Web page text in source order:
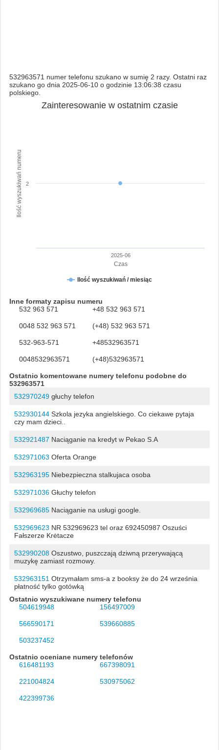
532963571 numer telefonu szukano w sumię 2 razy. Ostatni raz
szukano go dnia 2025-06-10 o godzinie 13:06:38 czasu
polskiego.
Czas
Ilość wyszukiwań numeru
Zainteresowanie w ostatnim czasie
Ilość wyszukiwań / miesiąc
2025-06
2
Inne formaty zapisu numeru
532 963 571
+48 532 963 571
0048 532 963 571 (+48) 532 963 571
532-963-571 +48532963571
0048532963571 (+48)532963571
Ostatnio komentowane numery telefonu podobne do
532963571
532970249głuchy telefon
532930144Szkola jezyka angielskiego. Co ciekawe pytaja
czy mam dzieci..
532921487 Naciąganie na kredyt w Pekao S.A
532971063 Oferta Orange
532963195Niebezpieczna stalkujaca osoba
532971036Głuchy telefon
532969685Naciąganie na usługi google.
532969623 NR 532969623 tel oraz 692450987 Oszuści
Fałszerze Krėtacze
532990208Oszustwo, puszczają dziwną przerywającą
muzykę zamiast rozmowy.
532963151 Otrzymałam sms-a z booksy że do 24 września
płatność tylko gotówką
Ostatnio wyszukiwane numery telefonu
504619948
156497009
566590171 539660885
503237452
Ostatnio oceniane numery telefonów
616481193
667398091
221004824 530975062
422399736